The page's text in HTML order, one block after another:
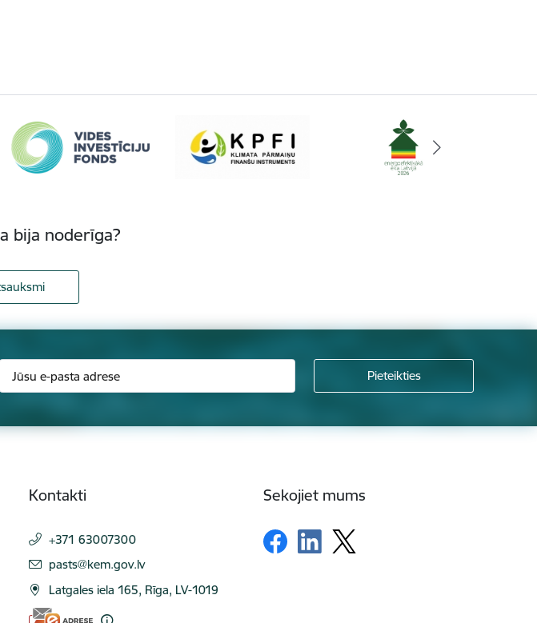
bija noderīga?
Kontakti
+371 63007300
E-pasts:
pasts@kem.gov.lv
Latgales iela 165, Rīga, LV-1019
Sekojiet mums